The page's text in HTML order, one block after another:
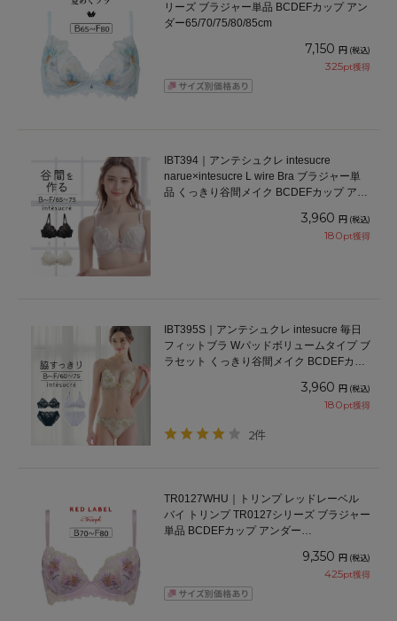
リーズ ブラジャー単品 BCDEFカップ アン
ダー65/70/75/80/85cm
7,150 円 (税込)
325pt獲得
IBT394｜アンテシュクレ intesucre
narue×intesucre L wire Bra ブラジャー単
品 くっきり谷間メイク BCDEFカップ アン
3,960 円 (税込)
180pt獲得
IBT395S｜アンテシュクレ intesucre 毎日
フィットブラ Wパッドボリュームタイプ ブ
ラセット くっきり谷間メイク BCDEFカッ
3,960 円 (税込)
180pt獲得
2件
TR0127WHU｜トリンプ レッドレーベル
バイ トリンプ TR0127シリーズ ブラジャー
単品 BCDEFカップ アンダー
9,350 円 (税込)
425pt獲得